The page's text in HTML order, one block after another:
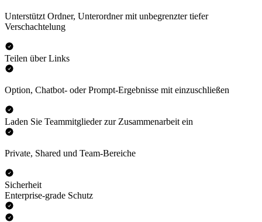
Unterstützt Ordner, Unterordner mit unbegrenzter tiefer
Verschachtelung
Teilen über Links
Option, Chatbot- oder Prompt-Ergebnisse mit einzuschließen
Laden Sie Teammitglieder zur Zusammenarbeit ein
Private, Shared und Team-Bereiche
Sicherheit
Enterprise-grade Schutz